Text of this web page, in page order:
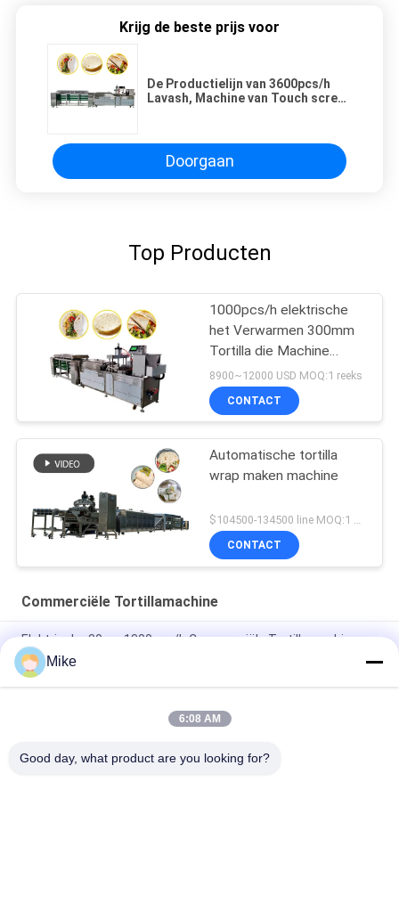
Krijg de beste prijs voor
De Productielijn van 3600pcs/h
Lavash, Machine van Touch screen
Doorgaan
Top Producten
1000pcs/h elektrische
het Verwarmen 300mm
Tortilla die Machine
maken
8900~12000 USD MOQ:1 reeks
CONTACT
Automatische tortilla
wrap maken machine
$104500-134500 line MOQ:1 REEKS
CONTACT
Commerciële Tortillamachine
Elektrische 30cm 1300pcs/h Commerciële Tortillamachine
25cm 3600pcs/h Machine van de Supermarkt de
Commerciële Tortilla
Sjalotpannekoek Lacha die Paratha tot Machine maken 3000
Mike
6:08 AM
Good day, what product are you looking for?